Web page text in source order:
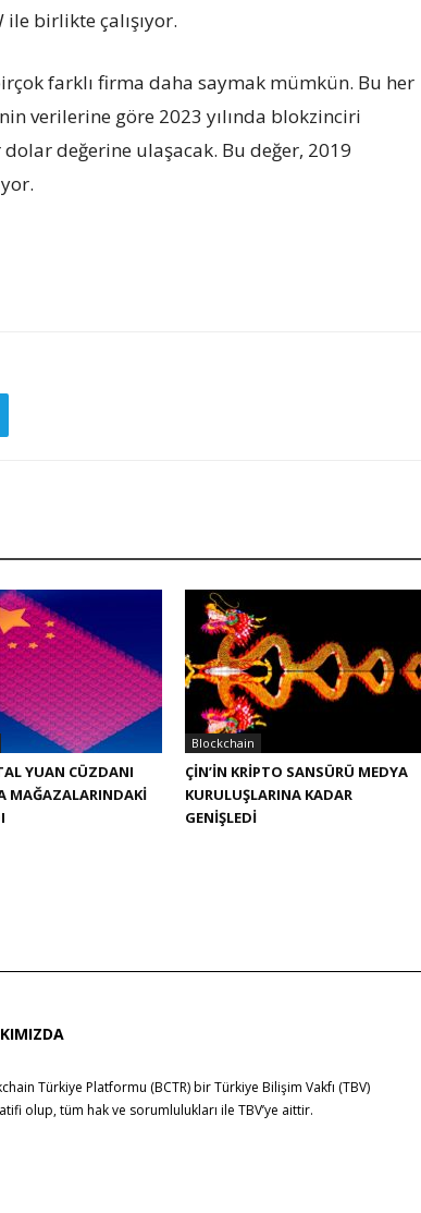
birlikte çalışıyor.
farklı firma daha saymak mümkün. Bu her
verilerine göre 2023 yılında blokzinciri
değerine ulaşacak. Bu değer, 2019
YUAN CÜZDANI
MAĞAZALARINDAKI
Blockchain
ÇIN’IN KRIPTO SANSÜRÜ MEDYA
KURULUŞLARINA KADAR
GENIŞLEDI
Türkiye Platformu (BCTR) birTürkiye Bilişim Vakfı (TBV)
olup, tüm hak ve sorumlulukları ile TBV’ye aittir.